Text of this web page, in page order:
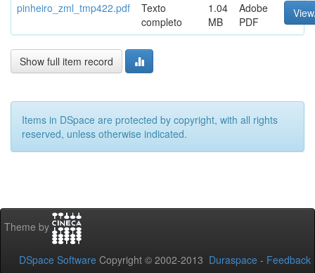
pinheiro_zml_tmp422.pdf
Texto
completo
1.04
MB
Adobe
PDF
Show full item record
Items in DSpace are protected by copyright, with all rights
reserved, unless otherwise indicated.
Theme by
DSpace Software Copyright © 2002-2013 Duraspace - Feedback